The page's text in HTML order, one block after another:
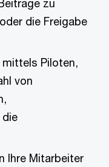
zu
die Freigabe
Piloten,
von
Ihre Mitarbeiter